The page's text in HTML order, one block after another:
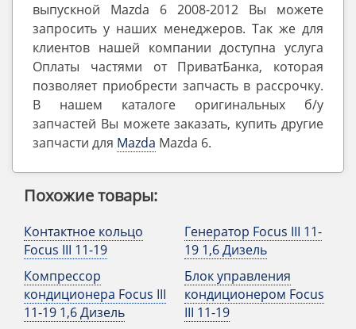
выпускной Mazda 6 2008-2012 Вы можете
запросить у наших менеджеров. Так же для
клиентов нашей компании доступна услуга
Оплаты частями от ПриватБанка, которая
позволяет приобрести запчасть в рассрочку.
В нашем каталоге оригинальных б/у
запчастей Вы можете заказать, купить другие
запчасти для Mazda Mazda 6.
Похожие товары:
Контактное кольцо
Focus III 11-19
Компрессор
кондиционера Focus III
11-19 1,6 Дизель
Генератор Focus III 11-
19 1,6 Дизель
Блок управления
кондиционером Focus
III 11-19